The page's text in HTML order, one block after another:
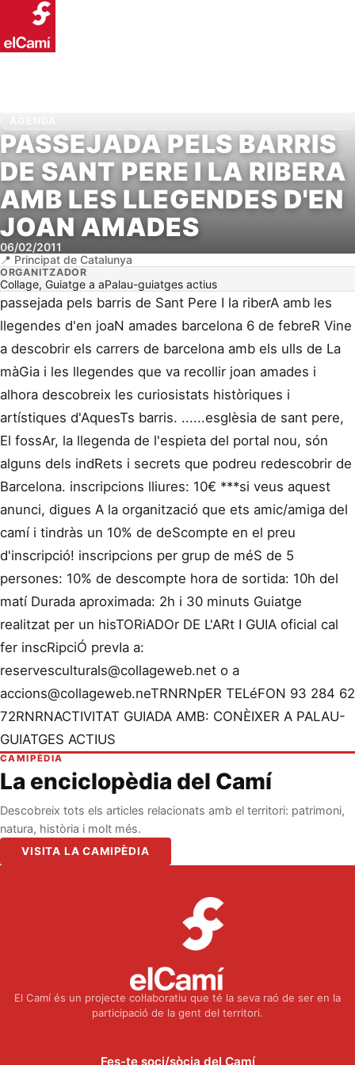
PASSEJADA PELS BARRIS
DE SANT PERE I LA RIBERA
AMB LES LLEGENDES D'EN
JOAN AMADES
06/02/2011
Principat de Catalunya
ORGANITZADOR
Collage, Guiatge a aPalau-guiatges actius
passejada pels barris de Sant Pere I la riberA amb les
llegendes d'en joaN amades barcelona 6 de febreR Vine
a descobrir els carrers de barcelona amb els ulls de La
màGia i les llegendes que va recollir joan amades i
alhora descobreix les curiosistats històriques i
artístiques d'AquesTs barris. ......esglèsia de sant pere,
El fossAr, la llegenda de l'espieta del portal nou, són
alguns dels indRets i secrets que podreu redescobrir de
Barcelona. inscripcions lliures: 10€ ***si veus aquest
anunci, digues A la organització que ets amic/amiga del
camí i tindràs un 10% de deScompte en el preu
d'inscripció! inscripcions per grup de méS de 5
persones: 10% de descompte hora de sortida: 10h del
matí Durada aproximada: 2h i 30 minuts Guiatge
realitzat per un hisTORiADOr DE L'ARt I GUIA oficial cal
fer inscRipciÓ prevIa a:
reservesculturals@collageweb.net o a
accions@collageweb.neTRNRNpER TELéFON 93 284 62
72RNRNACTIVITAT GUIADA AMB: CONÈIXER A PALAU-
GUIATGES ACTIUS
CAMIPÈDIA
La enciclopèdia del Camí
Descobreix tots els articles relacionats amb el territori: patrimoni,
natura, història i molt més.
VISITA LA CAMIPÈDIA
El Camí és un projecte col·laboratiu que té la seva raó de ser en la
participació de la gent del territori.
Fes-te soci/sòcia del Camí